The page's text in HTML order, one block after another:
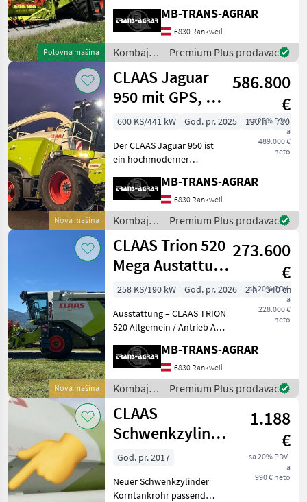
Polovna mašina
Prva upotreba: 2025
Sklopivi C540 adapter
dostupan uz dodatnu
cijenu. MD_B06_0060 Po
MB-TRANS-AGRAR
6830 Rankweil
Kombajni
/ Claas
Premium Plus prodavac
Nova mašina
CLAAS Jaguar
950 mit GPS, NIR
Sensor, PickUp
586.800
€
sa 20% PDV-
a
489.000 €
neto
600 KS/441 kW God. pr. 2025 190 h
750 cm
Der CLAAS Jaguar 950 ist
ein hochmoderner
Generation, der im Juli
2025 gebaut wurde und
bisher nur 80
Betriebsstunden aufweist.
Diese Neuma
MB-TRANS-AGRAR
6830 Rankweil
Kombajni
/ Claas
Premium Plus prodavac
Nova mašina
CLAAS Trion 520
Mega Austattung
*New*
Opt
273.600
€
sa 20% PDV-
a
228.000 €
neto
258 KS/190 kW God. pr. 2026 2 h
540 cm
Ausstattung – CLAAS TRION
520 Allgemein / Antrieb APS
Motor: 190 kW / 258 PS
(Stage V) DYNAMIC POWER
Leistungssteuerung
Hydrostatischer Fahrantrie
MB-TRANS-AGRAR
6830 Rankweil
Kombajni
/ Claas
Premium Plus prodavac
CLAAS
Schwenkzylinder
Auslaufrohr
Korntank Tucano
1.188
€
sa 20% PDV-
a
990 € neto
God. pr. 2017
Neuer Schwenkzylinder
Korntankrohr passend